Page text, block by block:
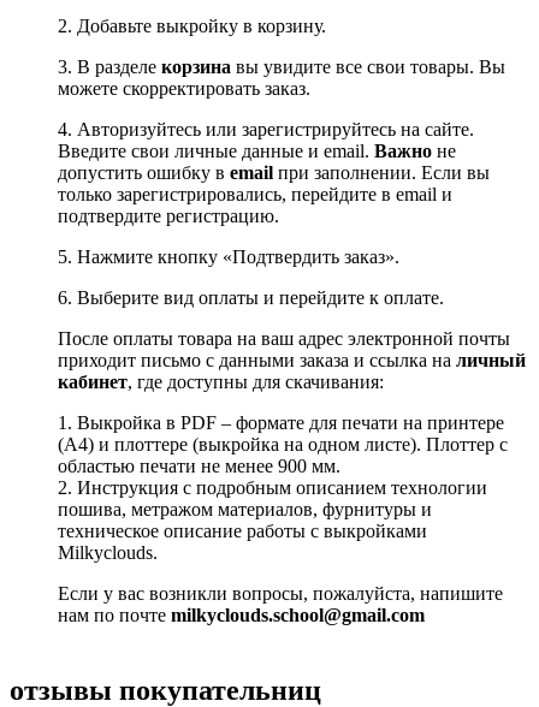
2. Добавьте выкройку в корзину.
3. В разделе корзина вы увидите все свои товары. Вы
можете скорректировать заказ.
4. Авторизуйтесь или зарегистрируйтесь на сайте.
Введите свои личные данные и email. Важно не
допустить ошибку в email при заполнении. Если вы
только зарегистрировались, перейдите в email и
подтвердите регистрацию.
5. Нажмите кнопку «Подтвердить заказ».
6. Выберите вид оплаты и перейдите к оплате.
После оплаты товара на ваш адрес электронной почты
приходит письмо с данными заказа и ссылка на личный
кабинет, где доступны для скачивания:
1. Выкройка в PDF – формате для печати на принтере
(А4) и плоттере (выкройка на одном листе). Плоттер с
областью печати не менее 900 мм.
2. Инструкция с подробным описанием технологии
пошива, метражом материалов, фурнитуры и
техническое описание работы с выкройками
Milkyclouds.
Если у вас возникли вопросы, пожалуйста, напишите
нам по почте milkyclouds.school@gmail.com
отзывы покупательниц